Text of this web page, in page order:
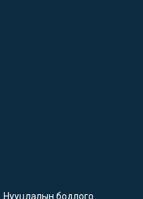
Нууцлалын бодлого